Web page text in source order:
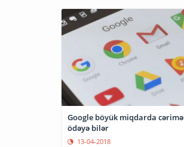
Google böyük miqdarda cərimə
ödəyə bilər
13-04-2018